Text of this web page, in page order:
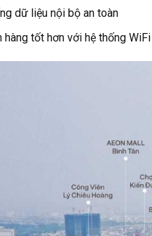
dữ liệu nội bộ an toàn
hàng tốt hơn với hệ thống